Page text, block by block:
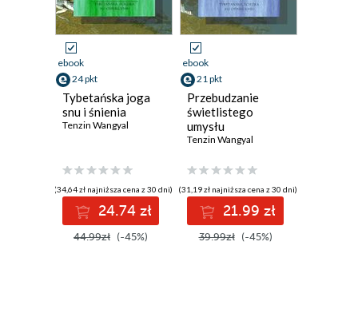
ebook
24 pkt
Tybetańska joga
snu i śnienia
Tenzin Wangyal
(34,64 zł najniższa cena z 30 dni)
24.74 zł
44.99zł (-45%)
ebook
21 pkt
Przebudzanie
świetlistego
umysłu
Tenzin Wangyal
(31,19 zł najniższa cena z 30 dni)
21.99 zł
39.99zł (-45%)